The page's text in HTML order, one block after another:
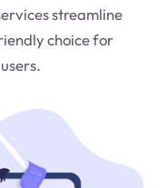
streamline
choice for